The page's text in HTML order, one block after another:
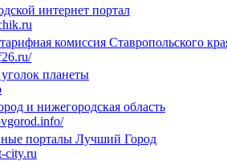
интернет портал
комиссия Ставропольского
планеты
и нижегородская область
порталы Лучший Город
city.ru